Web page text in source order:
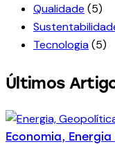
Qualidade (5)
Tecnologia(5)
Últimos
Economia, Energia